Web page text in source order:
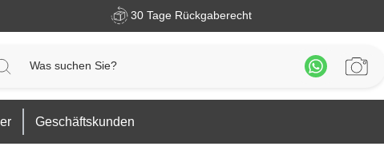
30 Tage Rückgaberecht
Geschäftskunden